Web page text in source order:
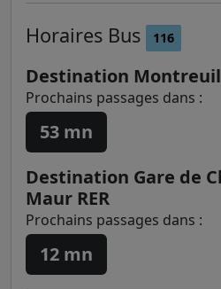
Horaires Bus 116
Destination Montreuil
Prochains passages dans :
53 mn
Destination Gare de
Maur RER
Prochains passages dans :
12 mn